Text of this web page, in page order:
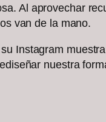
Al aprovechar
van de la mano.
Instagram
nuestra